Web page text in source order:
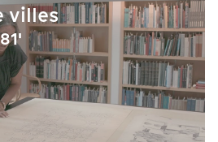
villes